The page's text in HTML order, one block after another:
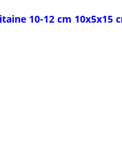
10-12 cm 10x5x15